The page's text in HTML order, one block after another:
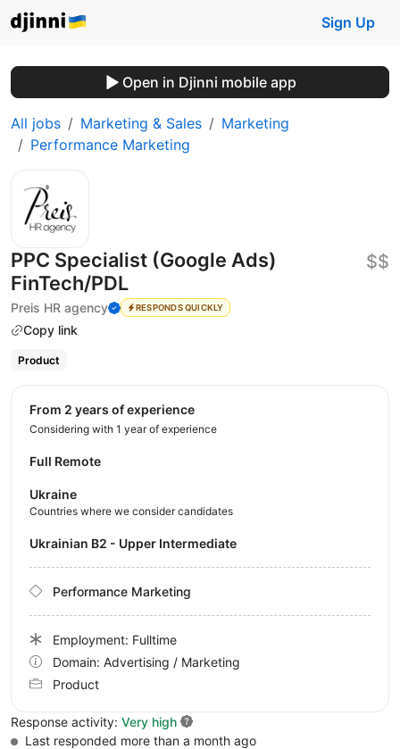
Sign Up
Open in Djinni mobile app
All jobs Marketing & Sales
Marketing
Performance Marketing
PPC Specialist (Google Ads)
FinTech/PDL
Preis HR agency RESPONDS QUICKLY
Copy link
$$
Product
from 2 years of experience
Considering with 1 year of experience
Full Remote
Ukraine
Countries where we consider candidates
Ukrainian B2 - Upper Intermediate
Performance Marketing
Employment: Fulltime
Domain: Advertising / Marketing
Product
Response activity: Very high
Last responded more than a month ago